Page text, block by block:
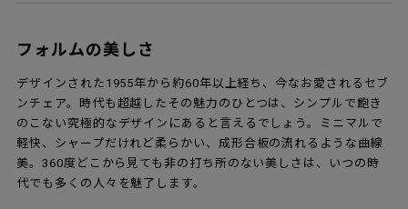
フォルムの美しさ
デザインされた1955年から約60年以上経ち、今なお愛されるセブ
ンチェア。時代も超越したその魅力のひとつは、シンプルで飽き
のこない究極的なデザインにあると言えるでしょう。ミニマルで
軽快、シャープだけれど柔らかい、成形合板の流れるような曲線
美。360度どこから見ても非の打ち所のない美しさは、いつの時
代でも多くの人々を魅了します。